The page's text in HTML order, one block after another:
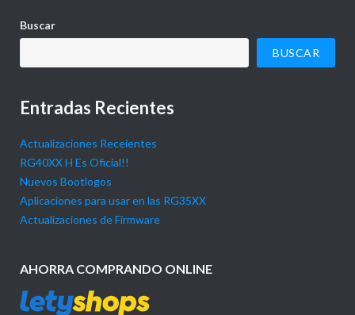
Buscar
BUSCAR
Entradas Recientes
Actualizaciones Receientes
RG40XX H Es Oficial!!
Nuevos Bootlogos
Aplicaciones para usar en las RG35XX
Actualizaciones de Firmware
AHORRA COMPRANDO ONLINE